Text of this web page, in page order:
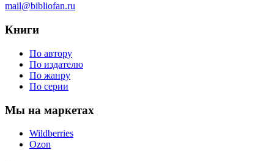
mail@bibliofan.ru
Книги
По автору
По издателю
По жанру
По серии
Мы на маркетах
Wildberries
Ozon